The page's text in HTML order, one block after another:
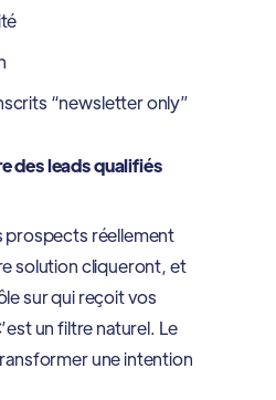
“newsletter only”
des leads qualifiés
prospects réellement
solution cliqueront, et
sur qui reçoit vos
un filtre naturel. Le
une intention